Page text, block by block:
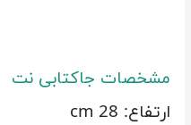
مشخصات جاکتابی نت
ارتفاع: 28 cm